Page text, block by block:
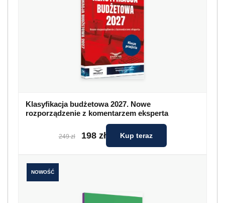
Klasyfikacja budżetowa 2027. Nowe
rozporządzenie z komentarzem eksperta
249 zł 198 zł Kup teraz
NOWOŚĆ